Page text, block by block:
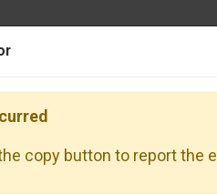
自動空氣噴槍 微型自動噴
copy button to report the
copy button to report the